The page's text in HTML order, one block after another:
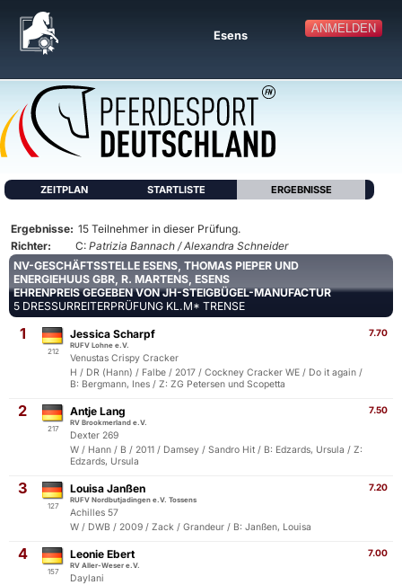
ANMELDEN
Esens
ZEITPLAN STARTLISTE ERGEBNISSE
Ergebnisse: 15 Teilnehmer in dieser Prüfung.
Richter:
C: Patrizia Bannach / Alexandra Schneider
NV-GESCHÄFTSSTELLE ESENS, THOMAS PIEPER UND
ENERGIEHUUS GBR, R. MARTENS, ESENS
EHRENPREIS GEGEBEN VON JH-STEIGBÜGEL-MANUFACTUR
5 DRESSURREITERPRÜFUNG KL.M* TRENSE
1
212
7.70
Jessica Scharpf
RUFV Lohne e.V.
Venustas Crispy Cracker
H / DR (Hann) / Falbe / 2017 / Cockney Cracker WE / Do it again /
B: Bergmann, Ines / Z: ZG Petersen und Scopetta
2
217
7.50
Antje Lang
RV Brookmerland e.V.
Dexter 269
W / Hann / B / 2011 / Damsey / Sandro Hit / B: Edzards, Ursula / Z:
Edzards, Ursula
3
127
7.20
Louisa Janßen
RUFV Nordbutjadingen e.V. Tossens
Achilles 57
W / DWB / 2009 / Zack / Grandeur / B: Janßen, Louisa
4
157
7.00
Leonie Ebert
RV Aller-Weser e.V.
Daylani